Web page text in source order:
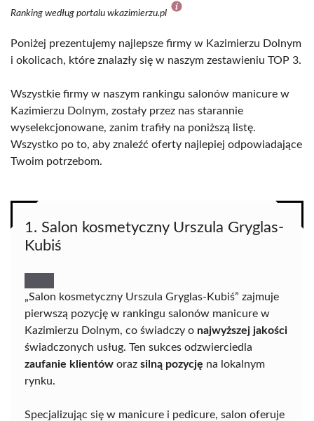
Ranking według portalu wkazimierzu.pl
Poniżej prezentujemy najlepsze firmy w Kazimierzu Dolnym
i okolicach, które znalazły się w naszym zestawieniu TOP 3.
Wszystkie firmy w naszym rankingu salonów manicure w
Kazimierzu Dolnym, zostały przez nas starannie
wyselekcjonowane, zanim trafiły na poniższą listę.
Wszystko po to, aby znaleźć oferty najlepiej odpowiadające
Twoim potrzebom.
1. Salon kosmetyczny Urszula Gryglas-
Kubiś
„Salon kosmetyczny Urszula Gryglas-Kubiś” zajmuje
pierwszą pozycję w rankingu salonów manicure w
Kazimierzu Dolnym, co świadczy o najwyższej jakości
świadczonych usług. Ten sukces odzwierciedla
zaufanie klientów oraz silną pozycję na lokalnym
rynku.
Specjalizując się w manicure i pedicure, salon oferuje